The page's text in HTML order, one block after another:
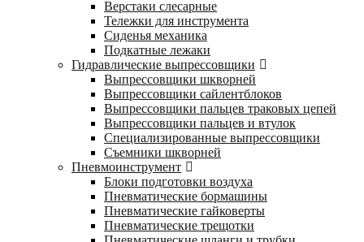
Верстаки слесарные
Тележки для инструмента
Сиденья механика
Подкатные лежаки
Гидравлические выпрессовщики
Выпрессовщики шкворней
Выпрессовщики сайлентблоков
Выпрессовщики пальцев траковых цепей
Выпрессовщики пальцев и втулок
Специализированные выпрессовщики
Cъемники шкворней
Пневмоинструмент
Блоки подготовки воздуха
Пневматические бормашины
Пневматические гайковерты
Пневматические трещотки